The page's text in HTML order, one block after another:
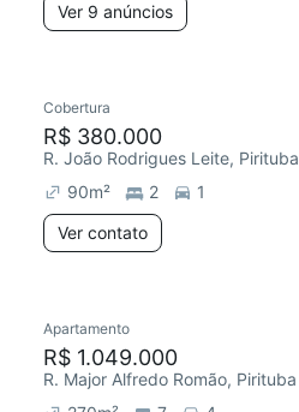
Ver 9 anúncios
Cobertura
R$ 380.000
R. João Rodrigues Leite, Pirituba
90m² 2
1
Ver contato
Apartamento
R$ 1.049.000
R. Major Alfredo Romão, Pirituba